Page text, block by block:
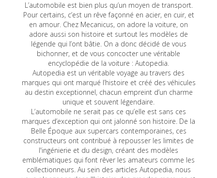
L’automobile est bien plus qu’un moyen de transport.
Pour certains, c’est un rêve façonné en acier, en cuir, et
en amour. Chez Mecanicus, on adore la voiture, on
adore aussi son histoire et surtout les modèles de
légende qui l’ont bâtie. On a donc décidé de vous
bichonner, et de vous concocter une véritable
encyclopédie de la voiture : Autopedia.
Autopedia est un véritable voyage au travers des
marques qui ont marqué l’histoire et créé des véhicules
au destin exceptionnel, chacun empreint d’un charme
unique et souvent légendaire.
L’automobile ne serait pas ce qu’elle est sans ces
marques d’exception qui ont jalonné son histoire. De la
Belle Époque aux supercars contemporaines, ces
constructeurs ont contribué à repousser les limites de
l'ingénierie et du design, créant des modèles
emblématiques qui font rêver les amateurs comme les
collectionneurs. Au sein des articles Autopedia, nous